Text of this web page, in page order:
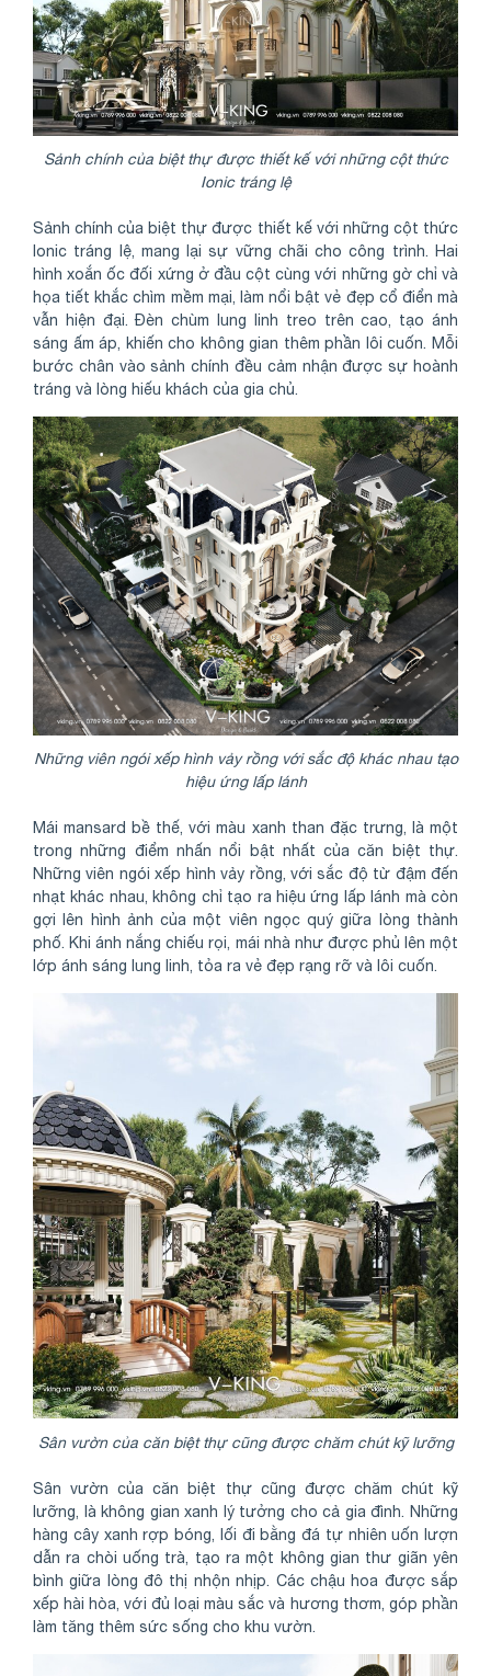
Sảnh chính của biệt thự được thiết kế với những cột thức
Ionic tráng lệ
Sảnh chính của biệt thự được thiết kế với những cột thức
Ionic tráng lệ, mang lại sự vững chãi cho công trình. Hai
hình xoắn ốc đối xứng ở đầu cột cùng với những gờ chỉ và
họa tiết khắc chìm mềm mại, làm nổi bật vẻ đẹp cổ điển mà
vẫn hiện đại. Đèn chùm lung linh treo trên cao, tạo ánh
sáng ấm áp, khiến cho không gian thêm phần lôi cuốn. Mỗi
bước chân vào sảnh chính đều cảm nhận được sự hoành
tráng và lòng hiếu khách của gia chủ.
Những viên ngói xếp hình vảy rồng với sắc độ khác nhau tạo
hiệu ứng lấp lánh
Mái mansard bề thế, với màu xanh than đặc trưng, là một
trong những điểm nhấn nổi bật nhất của căn biệt thự.
Những viên ngói xếp hình vảy rồng, với sắc độ từ đậm đến
nhạt khác nhau, không chỉ tạo ra hiệu ứng lấp lánh mà còn
gợi lên hình ảnh của một viên ngọc quý giữa lòng thành
phố. Khi ánh nắng chiếu rọi, mái nhà như được phủ lên một
lớp ánh sáng lung linh, tỏa ra vẻ đẹp rạng rỡ và lôi cuốn.
Sân vườn của căn biệt thự cũng được chăm chút kỹ lưỡng
Sân vườn của căn biệt thự cũng được chăm chút kỹ
lưỡng, là không gian xanh lý tưởng cho cả gia đình. Những
hàng cây xanh rợp bóng, lối đi bằng đá tự nhiên uốn lượn
dẫn ra chòi uống trà, tạo ra một không gian thư giãn yên
bình giữa lòng đô thị nhộn nhịp. Các chậu hoa được sắp
xếp hài hòa, với đủ loại màu sắc và hương thơm, góp phần
làm tăng thêm sức sống cho khu vườn.